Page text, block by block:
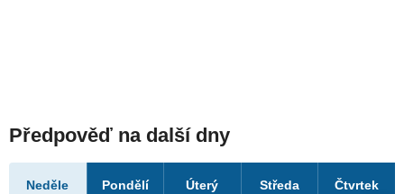
Předpověď na další dny
Neděle Pondělí Úterý Středa Čtvrtek